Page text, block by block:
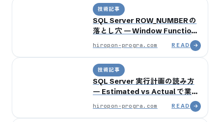
技術記事
SQL Server ROW_NUMBER の
落とし穴 — Window Function
の内部実装と Sort Operator の
hiropon-progra.com READ
技術記事
SQL Server 実行計画の読み方
— Estimated vs Actual で業務
SE が最初に見る5箇所
hiropon-progra.com READ